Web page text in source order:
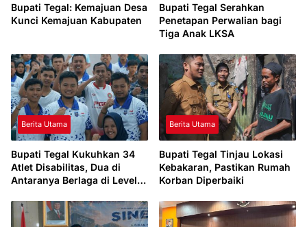
Bupati Tegal: Kemajuan Desa
Kunci Kemajuan Kabupaten
Bupati Tegal Serahkan
Penetapan Perwalian bagi
Tiga Anak LKSA
Berita Utama
Bupati Tegal Kukuhkan 34
Atlet Disabilitas, Dua di
Antaranya Berlaga di Level
Berita Utama
Bupati Tegal Tinjau Lokasi
Kebakaran, Pastikan Rumah
Korban Diperbaiki